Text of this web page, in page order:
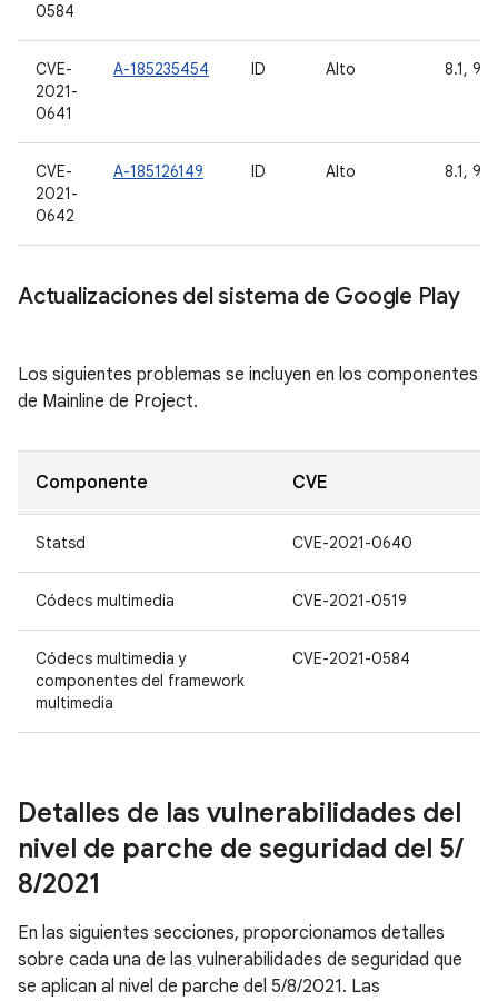
0584
CVE-
2021-
0641
A-185235454 ID Alto 8.1, 9,
CVE-
2021-
0642
A-185126149 ID Alto 8.1, 9,
Actualizaciones del sistema de Google Play
Los siguientes problemas se incluyen en los componentes
de Mainline de Project.
Componente CVE
Statsd CVE-2021-0640
Códecs multimedia CVE-2021-0519
Códecs multimedia y
componentes del framework
multimedia
CVE-2021-0584
Detalles de las vulnerabilidades del
nivel de parche de seguridad del 5/
8/2021
En las siguientes secciones, proporcionamos detalles
sobre cada una de las vulnerabilidades de seguridad que
se aplican al nivel de parche del 5/8/2021. Las